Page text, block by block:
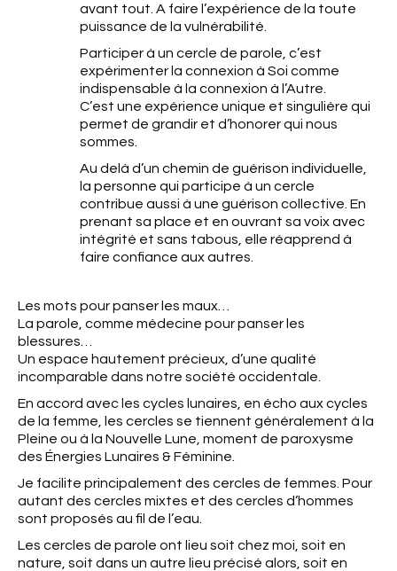
avant tout. A faire l’expérience de la toute
puissance de la vulnérabilité.
Participer à un cercle de parole, c’est
expérimenter la connexion à Soi comme
indispensable à la connexion à l’Autre.
C’est une expérience unique et singulière qui
permet de grandir et d’honorer qui nous
sommes.
Au delà d’un chemin de guérison individuelle,
la personne qui participe à un cercle
contribue aussi à une guérison collective. En
prenant sa place et en ouvrant sa voix avec
intégrité et sans tabous, elle réapprend à
faire confiance aux autres.
Les mots pour panser les maux…
La parole, comme médecine pour panser les
blessures…
Un espace hautement précieux, d’une qualité
incomparable dans notre société occidentale.
En accord avec les cycles lunaires, en écho aux cycles
de la femme, les cercles se tiennent généralement à la
Pleine ou à la Nouvelle Lune, moment de paroxysme
des Énergies Lunaires & Féminine.
Je facilite principalement des cercles de femmes. Pour
autant des cercles mixtes et des cercles d’hommes
sont proposés au fil de l’eau.
Les cercles de parole ont lieu soit chez moi, soit en
nature, soit dans un autre lieu précisé alors, soit en